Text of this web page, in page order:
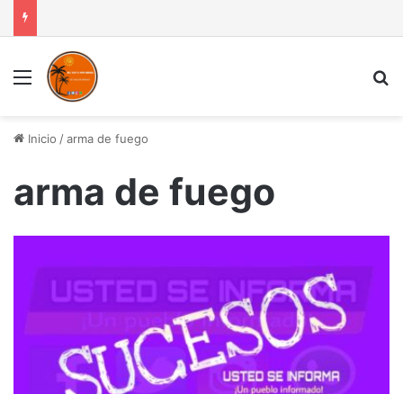
Menú
Inicio /arma de fuego
arma de fuego